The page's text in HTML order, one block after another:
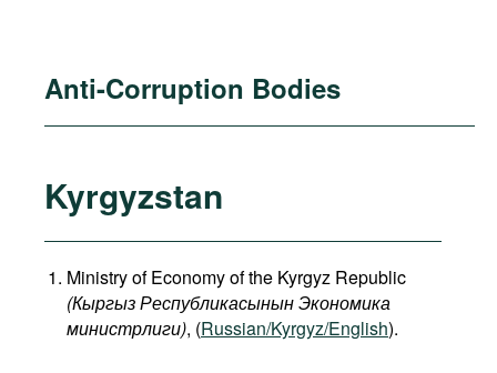
Anti-Corruption Bodies
Kyrgyzstan
Ministry of Economy of the Kyrgyz Republic
(КыргызРеспубликасынынЭкономика
министрлиги), (Russian/Kyrgyz/English).